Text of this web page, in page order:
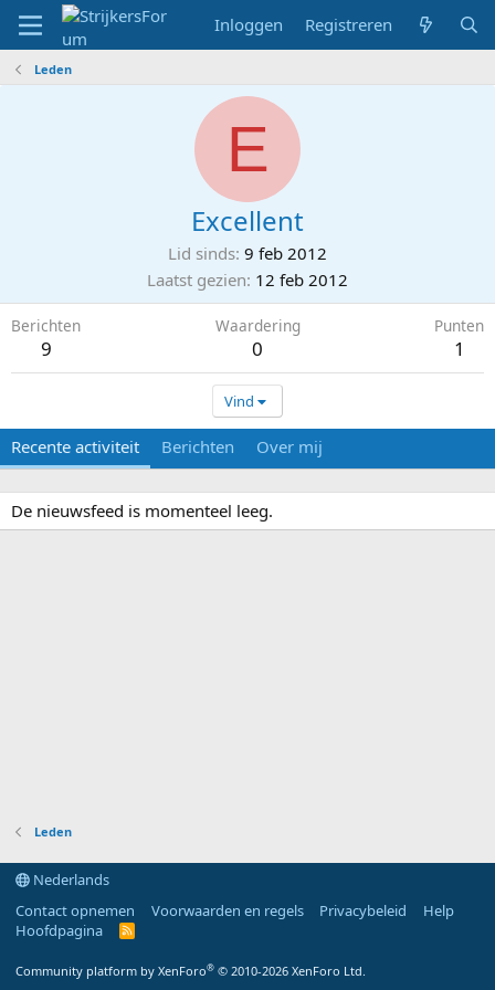
Inloggen Registreren
Leden
E
Excellent
Lid sinds 9 feb 2012
Laatst gezien 12 feb 2012
Berichten
9
Waardering
0
Punten
1
Vind
Recente activiteit Berichten Over mij
De nieuwsfeed is momenteel leeg.
Leden
Nederlands
Contact opnemen
Voorwaarden en regels Privacybeleid
Help
Hoofdpagina
R
Community platform by XenForo® © 2010-2026 XenForo Ltd.